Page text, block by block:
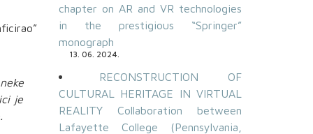
je
chapter on AR and VR technologies
in the prestigious “Springer”
monograph
13. 06. 2024.
RECONSTRUCTION OF
CULTURAL HERITAGE IN VIRTUAL
REALITY Collaboration between
Lafayette College (Pennsylvania,